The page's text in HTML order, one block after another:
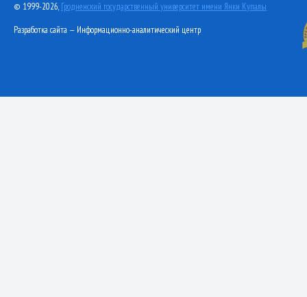
© 1999-2026, Гродненский государственный университет имени Янки Купалы
Разработка сайта — Информационно-аналитический центр